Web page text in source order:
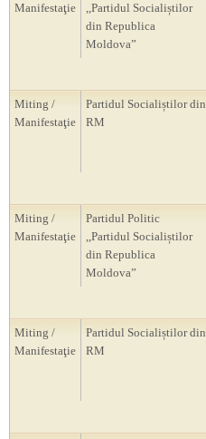
Manifestaţie
,,Partidul Socialiștilor
din Republica
Moldova”
Miting /
Manifestaţie
Partidul Socialiștilor din
RM
Miting /
Manifestaţie
Partidul Politic
,,Partidul Socialiștilor
din Republica
Moldova”
Miting /
Manifestaţie
Partidul Socialiștilor din
RM